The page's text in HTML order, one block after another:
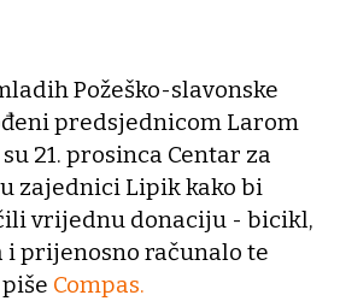
Požeško-slavonske
predsjednicom Larom
21. prosinca Centar za
zajednici Lipik kako bi
vrijednu donaciju - bicikl,
i prijenosno računalo te
Compas.